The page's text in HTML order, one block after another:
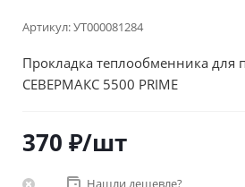
Артикул:УТ000081284
Прокладка теплообменника для
СЕВЕРМАКС 5500 PRIME
370 ₽/шт
Нашли дешевле?